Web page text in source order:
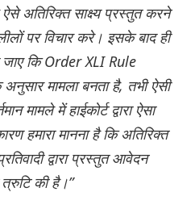
अतिरिक्त साक्ष्य प्रस्तुत करने
पर विचार करे। इसके बाद ही
कि Order XLI Rule
मामला बनता है, तभी ऐसी
मामले में हाईकोर्ट द्वारा ऐसा
हमारा मानना ​​है कि अतिरिक्त
द्वारा प्रस्तुत आवेदन
की है।”